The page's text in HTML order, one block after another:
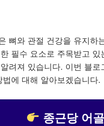
뼈와 관절 건강을 유지하
필수 요소로 주목받고
려져 있습니다. 이번 블로
에 대해 알아보겠습니다.
종근당 어